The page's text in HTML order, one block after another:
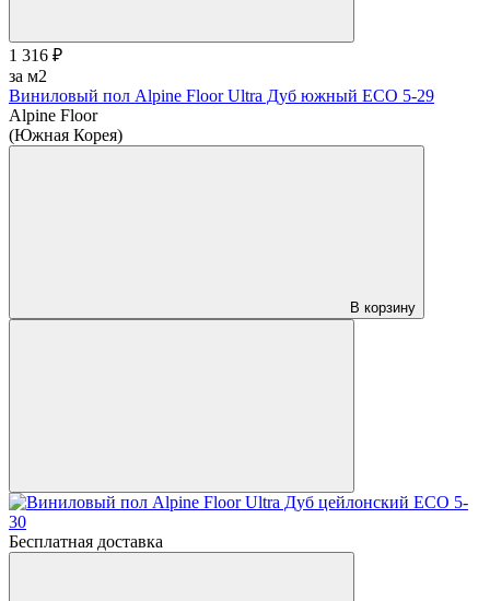
1 316 ₽
за м2
Виниловый пол Alpine Floor Ultra Дуб южный ЕСО 5-29
Alpine Floor
(Южная Корея)
В корзину
Бесплатная доставка